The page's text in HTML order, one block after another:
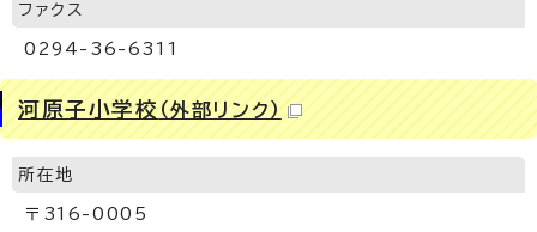
ファクス
0294-36-6311
河原子小学校 （外部リンク）
所在地
〒316-0005